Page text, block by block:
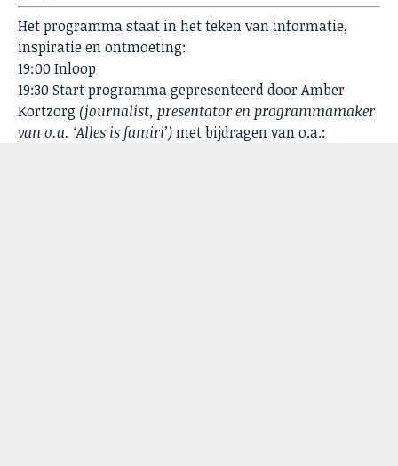
Het programma staat in het teken van informatie,
inspiratie en ontmoeting:
19:00 Inloop
19:30 Start programma gepresenteerd door Amber
Kortzorg (journalist, presentator en programmamaker
van o.a. ‘Alles is famiri’)met bijdragen van o.a.: